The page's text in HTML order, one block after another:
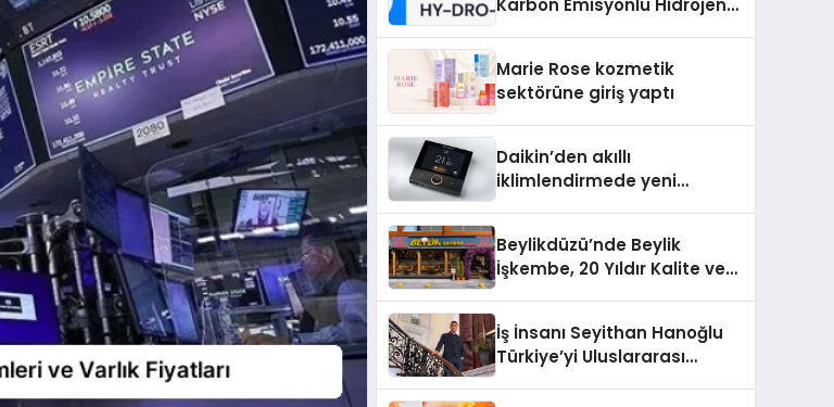
Aldı
Marie Rose kozmetik
sektörüne giriş yaptı
Daikin’den akıllı
iklimlendirmede yeni
Beylikdüzü’nde Beylik
İşkembe, 20 Yıldır Kalite ve
İş İnsanı Seyithan Hanoğlu
Türkiye’yi Uluslararası